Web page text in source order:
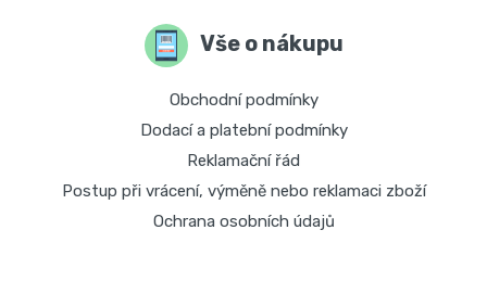
Vše o nákupu
Obchodní podmínky
Dodací a platební podmínky
Reklamační řád
Postup při vrácení, výměně nebo reklamaci zboží
Ochrana osobních údajů